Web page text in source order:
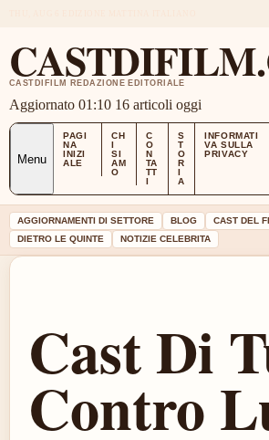
CASTDIFILM REDAZIONE EDITORIALE
Aggiornato 01:10 16 articoli oggi
Menu
PAGI
NA
INIZI
ALE
CH
I
SI
AM
O
C
O
N
TA
TT
I
S
T
O
R
I
A
INFORMATI
VA SULLA
PRIVACY
AGGIORNAMENTI DI SETTORE BLOG CAST DEL
DIETRO LE QUINTE
NOTIZIE CELEBRITA
Cast Di
Contro